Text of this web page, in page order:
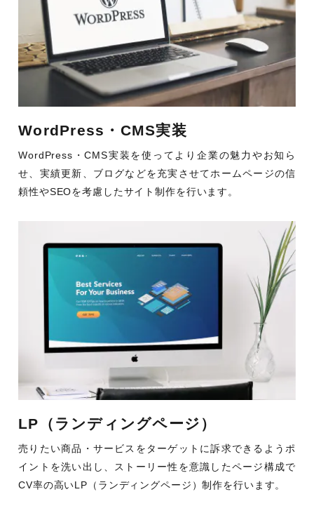
WordPress・CMS実装
WordPress・CMS実装を使ってより企業の魅力やお知ら
せ、実績更新、ブログなどを充実させてホームページの信
頼性やSEOを考慮したサイト制作を行います。
LP（ランディングページ）
売りたい商品・サービスをターゲットに訴求できるようポ
イントを洗い出し、ストーリー性を意識したページ構成で
CV率の高いLP（ランディングページ）制作を行います。